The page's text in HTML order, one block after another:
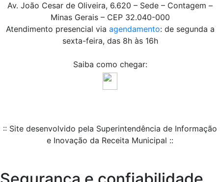
Av. João Cesar de Oliveira, 6.620 – Sede – Contagem –
Minas Gerais – CEP 32.040-000
Atendimento presencial via agendamento: de segunda a
sexta-feira, das 8h às 16h
Saiba como chegar:
:: Site desenvolvido pela Superintendência de Informação
e Inovação da Receita Municipal ::